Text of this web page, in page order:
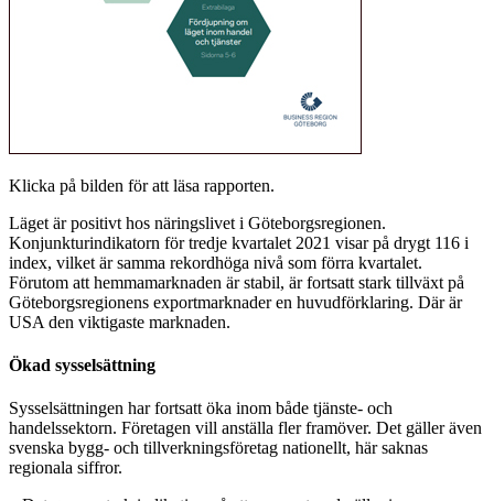
Klicka på bilden för att läsa rapporten.
Läget är positivt hos näringslivet i Göteborgsregionen.
Konjunkturindikatorn för tredje kvartalet 2021 visar på drygt 116 i
index, vilket är samma rekordhöga nivå som förra kvartalet.
Förutom att hemmamarknaden är stabil, är fortsatt stark tillväxt på
Göteborgsregionens exportmarknader en huvudförklaring. Där är
USA den viktigaste marknaden.
Ökad sysselsättning
Sysselsättningen har fortsatt öka inom både tjänste- och
handelssektorn. Företagen vill anställa fler framöver. Det gäller även
svenska bygg- och tillverkningsföretag nationellt, här saknas
regionala siffror.